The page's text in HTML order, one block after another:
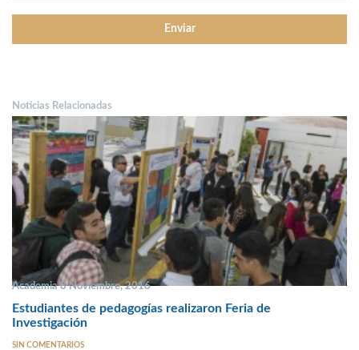
Noticias Relacionadas
Academia 8 Noviembre, 2016
Estudiantes de pedagogías realizaron Feria de
Investigación
SIN COMENTARIOS